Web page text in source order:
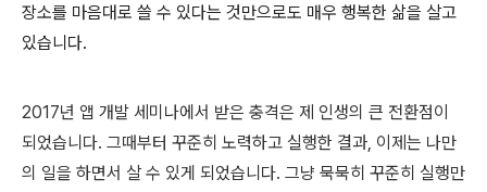
장소를 마음대로 쓸 수 있다는 것만으로도 매우 행복한 삶을 살고
있습니다.
2017년 앱 개발 세미나에서 받은 충격은 제 인생의 큰 전환점이
되었습니다. 그때부터 꾸준히 노력하고 실행한 결과, 이제는 나만
의 일을 하면서 살 수 있게 되었습니다. 그냥 묵묵히 꾸준히 실행만